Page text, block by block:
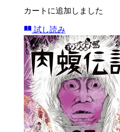
カートに追加しました
試し読み